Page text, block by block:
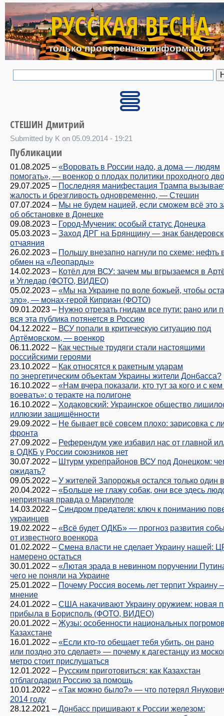
Перейти к основному
РУССКАЯ ВЕСНА
только проверенная информация
СТЕШИН Дмитрий
Submitted by K on 05.09.2014 - 19:21
Публикации
01.08.2025 – «Воровать в России надо, а дома — людям
помогать», — военкор о плодах политики проходного
29.07.2025 – Последняя манифестация Трампа
жалость и брезгливость одновременно, — Стешин
07.07.2024 – Мы не будем нацией, если сможем всё это
об обстановке в Донецке
09.08.2023 – Город-Мученик: особый статус Донецка
05.03.2023 – Заход ДРГ на Брянщину — знак
отчаяния
26.02.2023 – Польшу внезапно нагнули по схеме: нефть
обмен на «Леопарды»
14.02.2023 – Котёл для ВСУ: зачем мы вгрызаемся в
и Угледар (ФОТО, ВИДЕО)
05.02.2023 – «Мы на Украине по воле божьей, чтобы
зло», — монах-герой Киприан (ФОТО)
09.01.2023 – Нужно отрезать гнидам все пути: рано или
вся эта публика потянется в Россию
04.12.2022 – ВСУ попали в критическую ситуацию под
Артёмовском, — военкор
06.11.2022 – Как честные трудяги стали настоящими
российскими героями
23.10.2022 – Как относятся к ракетным ударам
по энергетическим объектам Украины жители Донбасса?
16.10.2022 – «Нам вчера показали, кто тут за кого и с кем
воевать»: о теракте на полигоне
16.10.2022 – Ходаковский: Украинское общество
иллюзии защищённости
29.09.2022 – Не бывает всё совсем плохо: зарисовка с
фронта
27.09.2022 – Референдум уже избавил нас от главной
в ОДКБ у России союзников нет
30.07.2022 – Штурм укрепрайонов ВСУ под Донецком:
ожидать?
09.05.2022 – У жителей Запорожья остался только один
20.04.2022 – «Больше не глажу собак, они все здесь
неприятная правда о Мариуполе
14.03.2022 – Синдром предателя: ключ к пониманию
украинцев
19.02.2022 – «Всё будет ОДКБ» — прогноз развития
от известного военкора
01.02.2022 – Смена власти не сделает Украину нашей:
намерено остаться
30.01.2022 – «Лютая зрада в невинном поручении
чего не поняли на Украине
25.01.2022 – Почему Россия восемь лет терпит Украину
мнение
24.01.2022 – США накачивают Украину оружием: новая
прибыла в Борисполь (ФОТО, ВИДЕО)
20.01.2022 – Жузы: особенности национальных
Казахстане
16.01.2022 – «Если кто-то обещает тебя убить, он рано
или поздно это сделает» — почему к дагестанцу из
метро стоит прислушаться
12.01.2022 – Русским приготовиться: как Казахстан
отблагодарил Россию за помощь
10.01.2022 – «Так можно было?» — что потерял
2014 году
28.12.2021 – Донбасс пришивают к России железом: